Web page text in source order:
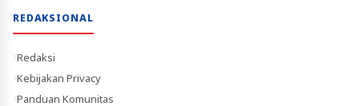
REDAKSIONAL
Redaksi
Kebijakan Privacy
Panduan Komunitas